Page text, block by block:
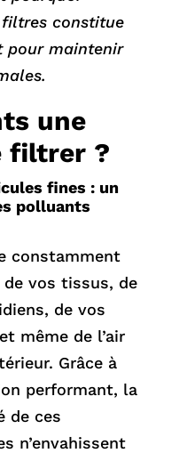
filtres constitue
pour maintenir
une
filtrer ?
fines : un
polluants
constamment
de vos tissus, de
de vos
même de l’air
Grâce à
performant, la
de ces
n’envahissent